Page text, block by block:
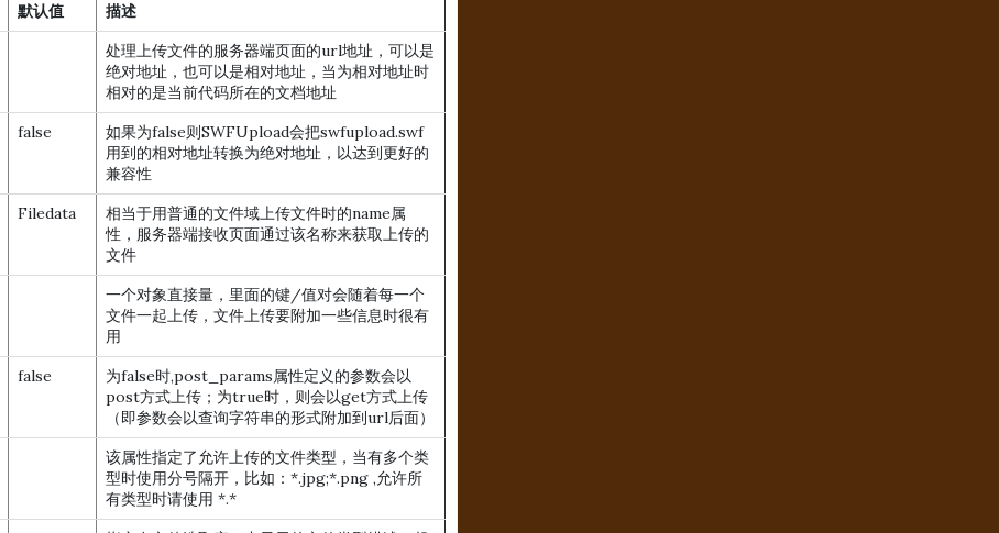
默认值
描述
处理上传文件的服务器端页面的url地址，可以是
绝对地址，也可以是相对地址，当为相对地址时
相对的是当前代码所在的文档地址
false
如果为false则SWFUpload会把swfupload.swf
用到的相对地址转换为绝对地址，以达到更好的
兼容性
Filedata
相当于用普通的文件域上传文件时的name属
性，服务器端接收页面通过该名称来获取上传的
文件
一个对象直接量，里面的键/值对会随着每一个
文件一起上传，文件上传要附加一些信息时很有
用
false
为false时,post_params属性定义的参数会以
post方式上传；为true时，则会以get方式上传
（即参数会以查询字符串的形式附加到url后面）
该属性指定了允许上传的文件类型，当有多个类
型时使用分号隔开，比如：*.jpg;*.png ,允许所
有类型时请使用 *.*